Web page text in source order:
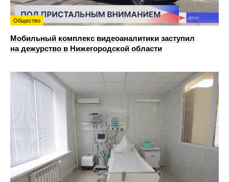
Общество
Мобильный комплекс видеоаналитики заступил
на дежурство в Нижегородской области